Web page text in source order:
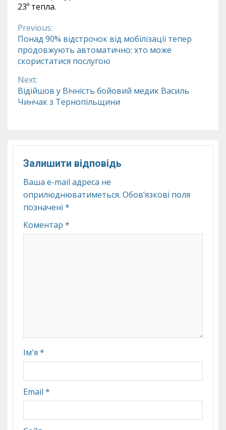
23º тепла.
Continue
Reading
Previous:
Понад 90% відстрочок від мобілізації тепер
продовжують автоматично: хто може
скористатися послугою
Next:
Відійшов у Вічність бойовий медик Василь
Чинчак з Тернопільщини
Залишити відповідь
Ваша e-mail адреса не
оприлюднюватиметься. Обов’язкові поля
позначені *
Коментар *
Ім'я *
Email *